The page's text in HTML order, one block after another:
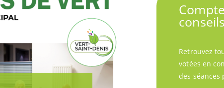
conseils
Retrouvez
votées en
des séances